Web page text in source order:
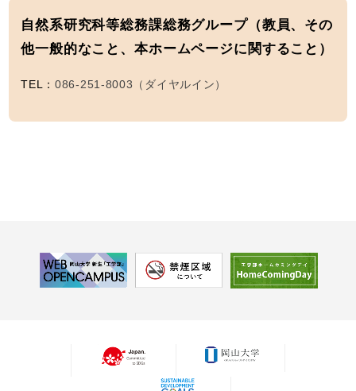
自然系研究科等総務課総務グループ（教員、その
他一般的なこと、本ホームページに関すること）
TEL：086-251-8003（ダイヤルイン）